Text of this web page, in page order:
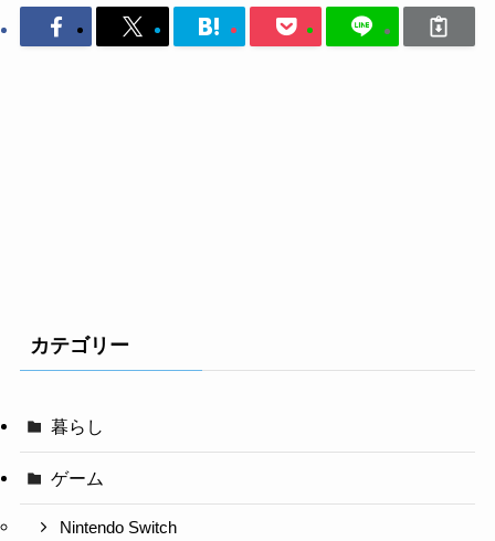
カテゴリー
暮らし
ゲーム
Nintendo Switch